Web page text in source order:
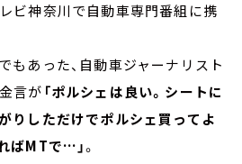
ビ神奈川で自動車専門番組に携
もあった、自動車ジャーナリスト
言が 「ポルシェは良い。シートに
りしただけでポルシェ買ってよ
ばMTで…」。